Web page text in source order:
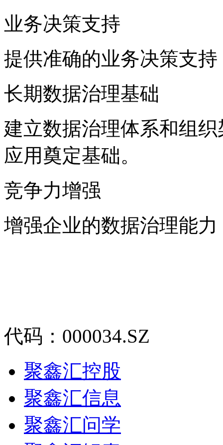
业务决策支持
提供准确的业务决策支持
长期数据治理基础
建立数据治理体系和组织
应用奠定基础。
竞争力增强
增强企业的数据治理能力
代码：000034.SZ
聚鑫汇控股
聚鑫汇信息
聚鑫汇问学